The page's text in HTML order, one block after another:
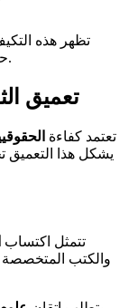
تظهر هذه
في جميع جوانب الحياة الاجتماعية.
تعميق
تعتمد كفاءة
يشكل هذا التعميق
تتمثل اكتساب
والكتب المتخصصة